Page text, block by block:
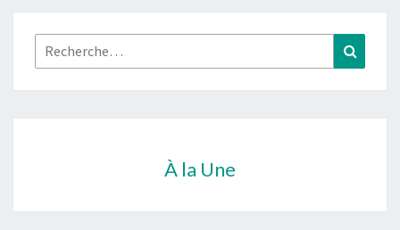
Rechercher :
À la Une